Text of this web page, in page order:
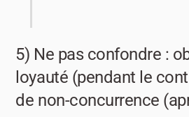
5) Ne pas confondre :
loyauté (pendant le
de non-concurrence